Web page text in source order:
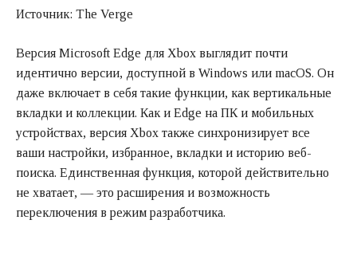
Источник: The Verge
Версия Microsoft Edge для Xbox выглядит почти
идентично версии, доступной в Windows или macOS. Он
даже включает в себя такие функции, как вертикальные
вкладки и коллекции. Как и Edge на ПК и мобильных
устройствах, версия Xbox также синхронизирует все
ваши настройки, избранное, вкладки и историю веб-
поиска. Единственная функция, которой действительно
не хватает, — это расширения и возможность
переключения в режим разработчика.